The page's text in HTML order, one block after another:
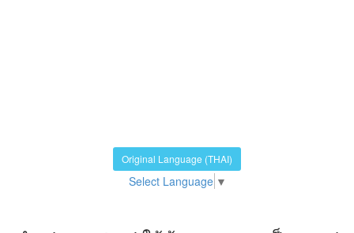
Original Language (THAI)
Select Language ▼